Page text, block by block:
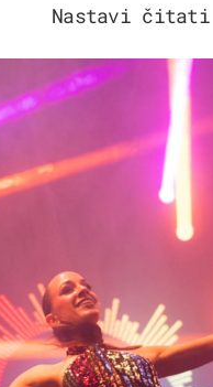
Nastavi čitati
& ZABAVA